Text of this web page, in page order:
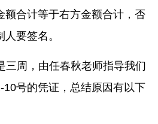
额合计等于右方金额合计，否
要签名。
三周，由任春秋老师指导我们
号的凭证，总结原因有以下